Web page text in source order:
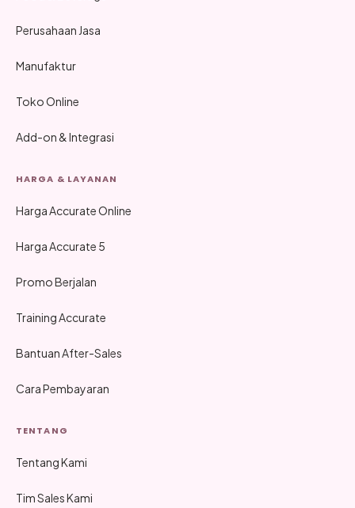
Perusahaan Jasa
Manufaktur
Toko Online
Add-on & Integrasi
HARGA & LAYANAN
Harga Accurate Online
Harga Accurate 5
Promo Berjalan
Training Accurate
Bantuan After-Sales
Cara Pembayaran
TENTANG
Tentang Kami
Tim Sales Kami